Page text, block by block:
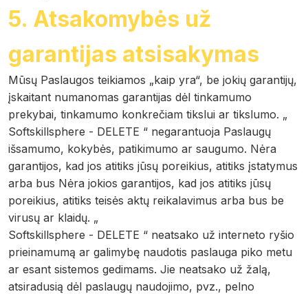
5. Atsakomybės už
garantijas atsisakymas
Mūsų Paslaugos teikiamos „kaip yra“, be jokių garantijų,
įskaitant numanomas garantijas dėl tinkamumo
prekybai, tinkamumo konkrečiam tikslui ar tikslumo. „
Softskillsphere - DELETE “ negarantuoja Paslaugų
išsamumo, kokybės, patikimumo ar saugumo. Nėra
garantijos, kad jos atitiks jūsų poreikius, atitiks įstatymus
arba bus Nėra jokios garantijos, kad jos atitiks jūsų
poreikius, atitiks teisės aktų reikalavimus arba bus be
virusų ar klaidų. „
Softskillsphere - DELETE “ neatsako už interneto ryšio
prieinamumą ar galimybę naudotis paslauga piko metu
ar esant sistemos gedimams. Jie neatsako už žalą,
atsiradusią dėl paslaugų naudojimo, pvz., pelno